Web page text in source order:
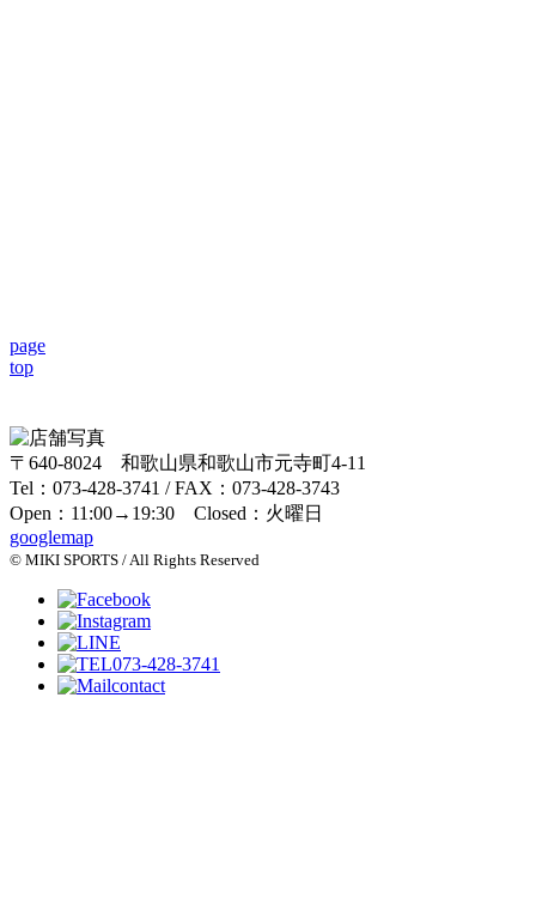
page
top
〒640-8024 和歌山県和歌山市元寺町4-11
Tel：073-428-3741 / FAX：073-428-3743
Open：11:00→19:30 Closed：火曜日
googlemap
© MIKI SPORTS / All Rights Reserved
073-428-3741
contact